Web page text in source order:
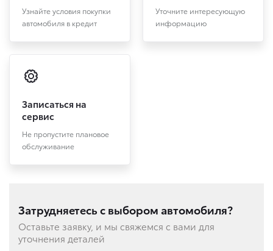
Узнайте условия покупки
автомобиля в кредит
Уточните интересующую
информацию
Записаться на
сервис
Не пропустите плановое
обслуживание
Затрудняетесь с выбором автомобиля?
Оставьте заявку, и мы свяжемся с вами для
уточнения деталей